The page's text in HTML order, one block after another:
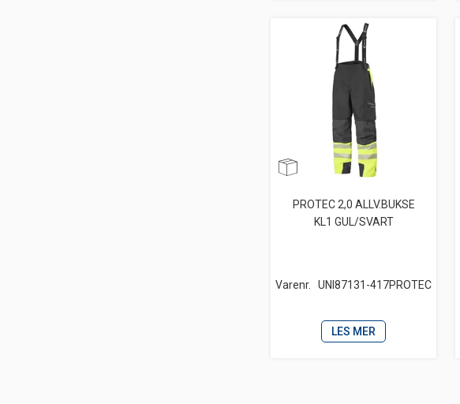
PROTEC 2,0 ALLV.BUKSE
KL1 GUL/SVART
Varenr. UNI87131-417PROTEC
LES MER